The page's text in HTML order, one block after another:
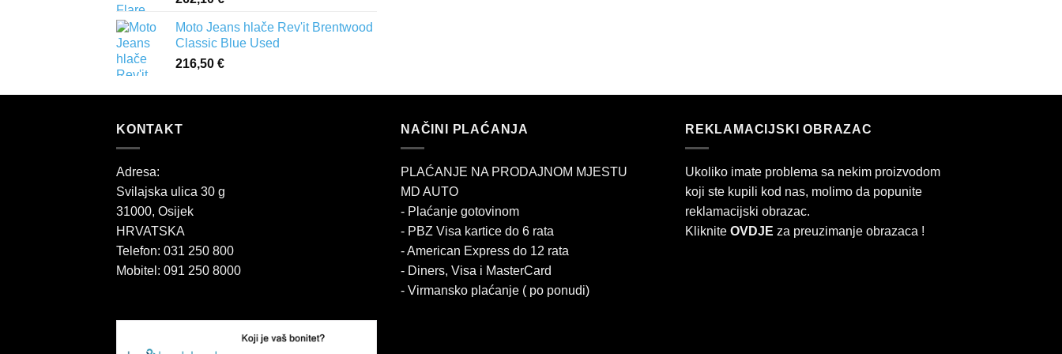
Moto Jeans hlače Rev'it Brentwood
Classic Blue Used
216,50 €
KONTAKT
Adresa:
Svilajska ulica 30 g
31000, Osijek
HRVATSKA
Telefon: 031 250 800
Mobitel: 091 250 8000
NAČINI PLAĆANJA
PLAĆANJE NA PRODAJNOM MJESTU
MD AUTO
- Plaćanje gotovinom
- PBZ Visa kartice do 6 rata
- American Express do 12 rata
- Diners, Visa i MasterCard
- Virmansko plaćanje ( po ponudi)
REKLAMACIJSKI OBRAZAC
Ukoliko imate problema sa nekim proizvodom
koji ste kupili kod nas, molimo da popunite
reklamacijski obrazac.
Kliknite OVDJE za preuzimanje obrazaca !